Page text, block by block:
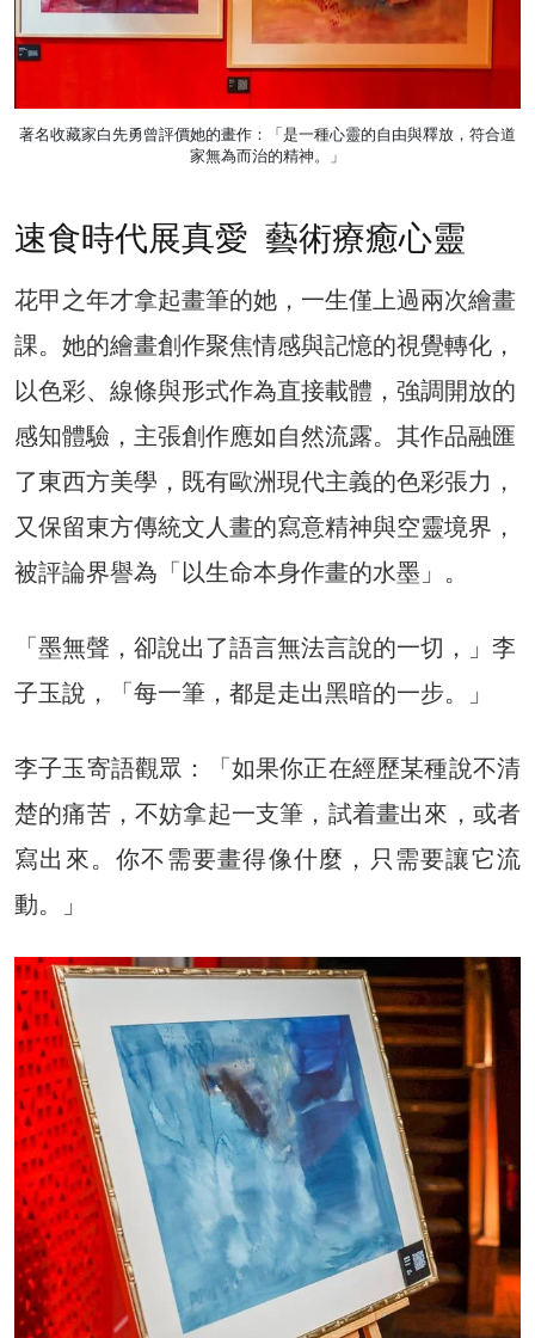
著名收藏家白先勇曾評價她的畫作：「是一種心靈的自由與釋放，符合道
家無為而治的精神。」
速食時代展真愛 藝術療癒心靈
花甲之年才拿起畫筆的她，一生僅上過兩次繪畫
課。她的繪畫創作聚焦情感與記憶的視覺轉化，
以色彩、線條與形式作為直接載體，強調開放的
感知體驗，主張創作應如自然流露。其作品融匯
了東西方美學，既有歐洲現代主義的色彩張力，
又保留東方傳統文人畫的寫意精神與空靈境界，
被評論界譽為「以生命本身作畫的水墨」。
「墨無聲，卻說出了語言無法言說的一切，」李
子玉說，「每一筆，都是走出黑暗的一步。」
李子玉寄語觀眾：「如果你正在經歷某種說不清
楚的痛苦，不妨拿起一支筆，試着畫出來，或者
寫出來。你不需要畫得像什麼，只需要讓它流
動。」